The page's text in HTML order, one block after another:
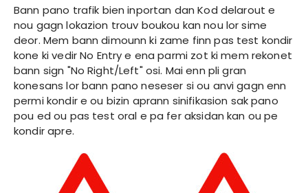
Bann pano trafik bien inportan dan Kod delarout e
nou gagn lokazion trouv boukou kan nou lor sime
deor. Mem bann dimounn ki zame finn pas test kondir
kone ki vedir No Entry e ena parmi zot ki mem rekonet
bann sign "No Right/Left" osi. Mai enn pli gran
konesans lor bann pano neseser si ou anvi gagn enn
permi kondir e ou bizin aprann sinifikasion sak pano
pou ed ou pas test oral e pa fer aksidan kan ou pe
kondir apre.